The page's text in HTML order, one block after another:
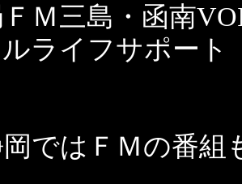
Ｍ三島・函南
ライフサポート
ではＦＭの番